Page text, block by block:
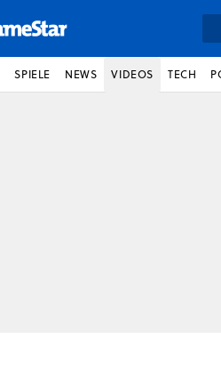
SPIELE NEWS VIDEOS TECH